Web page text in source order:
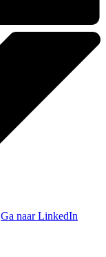
Ga naar LinkedIn